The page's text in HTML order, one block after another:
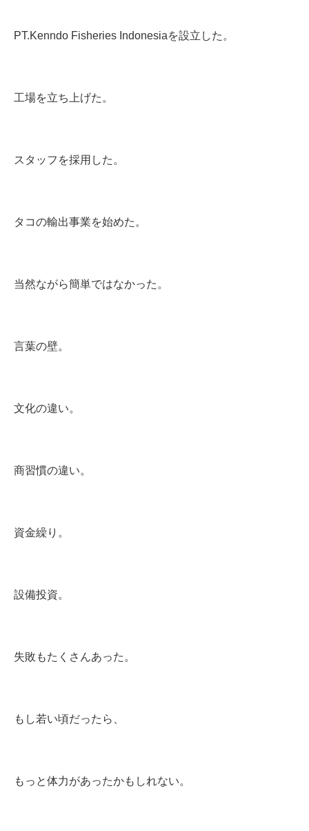
PT.Kenndo Fisheries Indonesiaを設立した。
工場を立ち上げた。
スタッフを採用した。
タコの輸出事業を始めた。
当然ながら簡単ではなかった。
言葉の壁。
文化の違い。
商習慣の違い。
資金繰り。
設備投資。
失敗もたくさんあった。
もし若い頃だったら、
もっと体力があったかもしれない。